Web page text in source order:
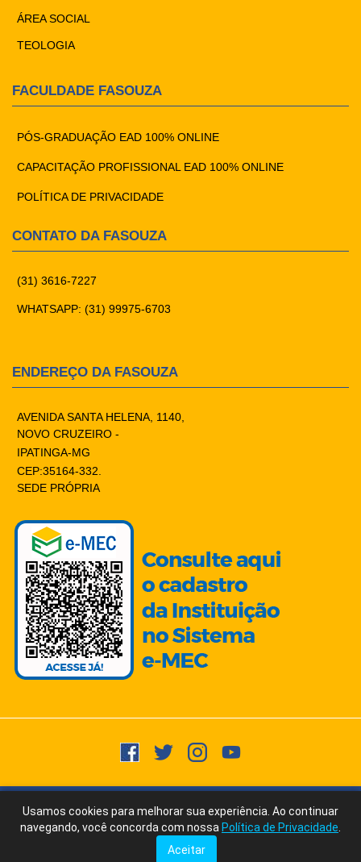
ÁREA SOCIAL
TEOLOGIA
FACULDADE FASOUZA
PÓS-GRADUAÇÃO EAD 100% ONLINE
CAPACITAÇÃO PROFISSIONAL EAD 100% ONLINE
POLÍTICA DE PRIVACIDADE
CONTATO DA FASOUZA
(31) 3616-7227
WHATSAPP: (31) 99975-6703
ENDEREÇO DA FASOUZA
AVENIDA SANTA HELENA, 1140,
NOVO CRUZEIRO -
IPATINGA-MG
CEP:35164-332.
SEDE PRÓPRIA
Copyright © 2015 -2026- Todos os direitos reservados. Usuários
Online:22
Ícones/Imagens by Freepik | Fonte Texto: ChatGPT/AI Writer by Ubersuggest
Tudo posso naquele que me fortalece. Filipenses 4:13
Usamos cookies para melhorar sua experiência. Ao continuar
navegando, você concorda com nossa Política de Privacidade
Aceitar
Fale Conosco
via WhatsApp